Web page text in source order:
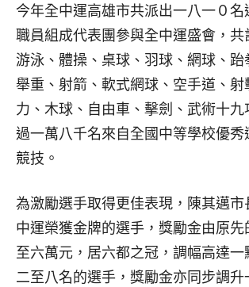
今年全中運高雄市共派出一八一０
職員組成代表團參與全中運盛會，共
游泳、體操、桌球、羽球、網球、跆
舉重、射箭、軟式網球、空手道、射
力、木球、自由車、擊劍、武術十九
過一萬八千名來自全國中等學校優秀
競技。
為激勵選手取得更佳表現，陳其邁市
中運榮獲金牌的選手，獎勵金由原先
至六萬元，居六都之冠，調幅高達
二至八名的選手，獎勵金亦同步調升